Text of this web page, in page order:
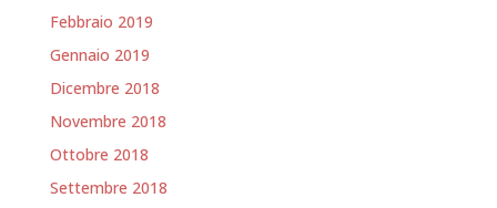
Febbraio 2019
Gennaio 2019
Dicembre 2018
Novembre 2018
Ottobre 2018
Settembre 2018